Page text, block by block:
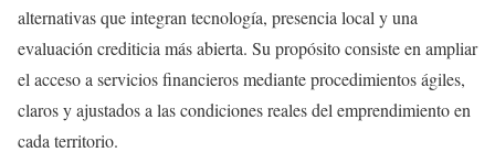
alternativas que integran tecnología, presencia local y una
evaluación crediticia más abierta. Su propósito consiste en ampliar
el acceso a servicios financieros mediante procedimientos ágiles,
claros y ajustados a las condiciones reales del emprendimiento en
cada territorio.